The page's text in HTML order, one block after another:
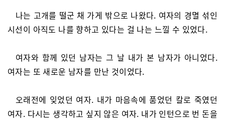
나는 고개를 떨군 채 가게 밖으로 나왔다. 여자의 경멸 섞인
시선이 아직도 나를 향하고 있다는 걸 나는 느낄 수 있었다.
여자와 함께 있던 남자는 그 날 내가 본 남자가 아니었다.
여자는 또 새로운 남자를 만난 것이었다.
오래전에 잊었던 여자. 내가 마음속에 품었던 칼로 죽였던
여자. 다시는 생각하고 싶지 않은 여자. 내가 인턴으로 번 돈을